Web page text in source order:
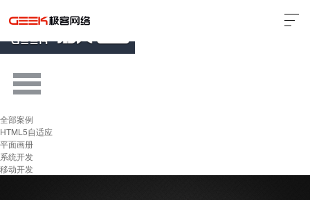
全部案例
HTML5自适应
平面画册
系统开发
移动开发